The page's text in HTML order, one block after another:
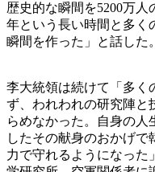
歴史的な瞬間を5200万
年という長い時間と多く
瞬間を作った」と話した。
李大統領は続けて「多く
ず、われわれの研究陣と
らめなかった。自身の人
したその献身のおかげ
力で守れるようになった